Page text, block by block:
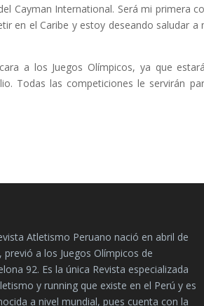
Cayman International. Será mi primera
en el Caribe y estoy deseando saludar a
a los Juegos Olímpicos, ya que
Todas las competiciones le servirán
Atletismo Peruano nació en abril de
previó a los Juegos Olímpicos de
92. Es la única Revista especializada
y running que existe en el Perú y es
a nivel mundial, pues cuenta con la